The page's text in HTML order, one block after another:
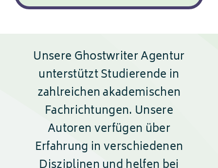
Unsere Ghostwriter Agentur
unterstützt Studierende in
zahlreichen akademischen
Fachrichtungen. Unsere
Autoren verfügen über
Erfahrung in verschiedenen